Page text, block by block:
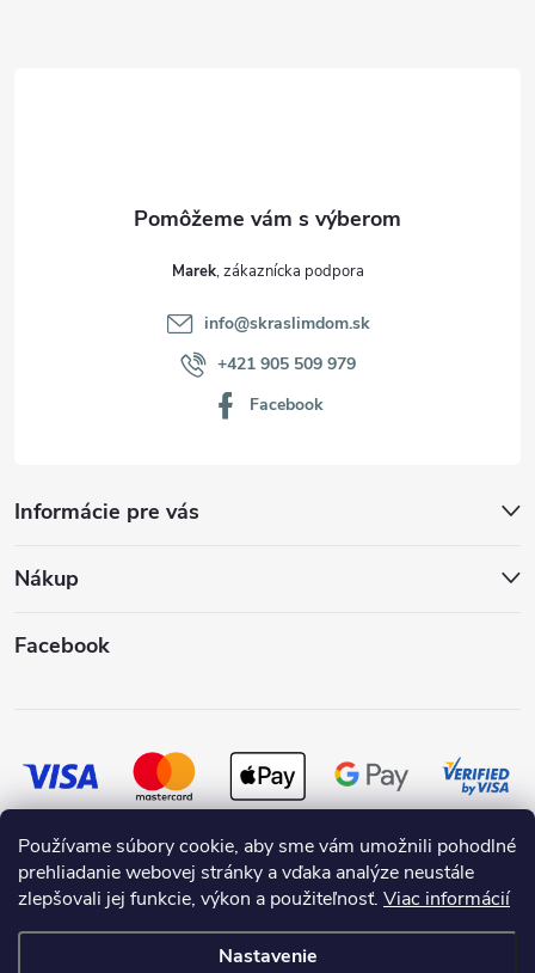
Používame súbory cookie, aby sme vám umožnili pohodlné
prehliadanie webovej stránky a vďaka analýze neustále
zlepšovali jej funkcie, výkon a použiteľnosť. Viac informácií
Nastavenie
Informácie pre vás
Nákup
Marek
info@skraslimdom.sk
+421 905 509 979
Facebook
Facebook